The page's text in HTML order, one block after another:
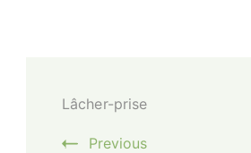
Navigation
Lâcher-prise
Previous